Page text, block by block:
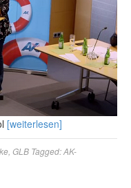
[weiterlesen]
GLB Tagged:AK-